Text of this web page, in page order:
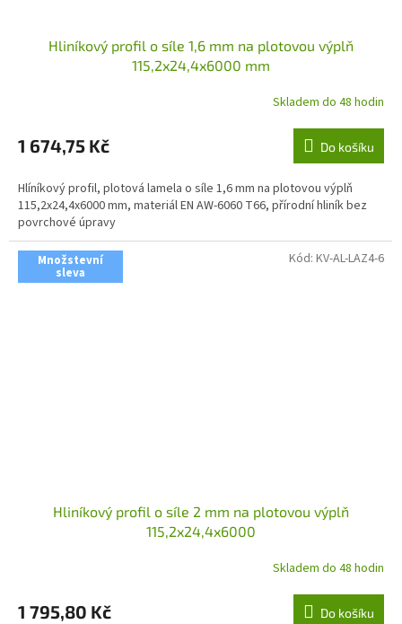
Hliníkový profil o síle 1,6 mm na plotovou výplň
115,2x24,4x6000 mm
Skladem do 48 hodin
1 674,75 Kč Do košíku
Hlíníkový profil, plotová lamela o síle 1,6 mm na plotovou výplň
115,2x24,4x6000 mm, materiál EN AW-6060 T66, přírodní hliník bez
povrchové úpravy
Množstevní
sleva
Hliníkový profil o síle 2 mm na plotovou výplň
115,2x24,4x6000
Skladem do 48 hodin
1 795,80 Kč Do košíku
Kód: KV-AL-LAZ4-6